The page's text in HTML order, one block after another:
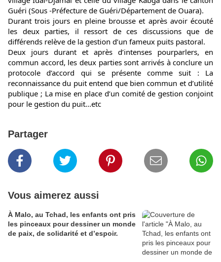
Guéri (Sous -Préfecture de Guéri/Département de Ouara).
Durant trois jours en pleine brousse et après avoir écouté
les deux parties, il ressort de ces discussions que de
différends relève de la gestion d’un fameux puits pastoral.
Deux jours durant et après d’intenses pourparlers, en
commun accord, les deux parties sont arrivés à conclure un
protocole d’accord qui se présente comme suit : La
reconnaissance du puit entend que bien commun et d’utilité
publique ; La mise en place d’un comité de gestion conjoint
pour le gestion du puit...etc
Partager
Vous aimerez aussi
À Malo, au Tchad, les enfants ont pris
les pinceaux pour dessiner un monde
de paix, de solidarité et d’espoir.